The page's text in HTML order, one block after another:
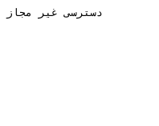
دسترسی غیر مجاز